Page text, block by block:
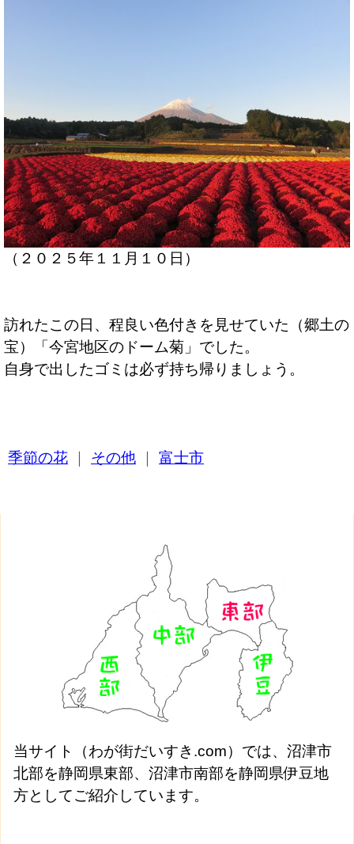
（２０２５年１１月１０日）
訪れたこの日、程良い色付きを見せていた（郷土の
宝）「今宮地区のドーム菊」でした。
自身で出したゴミは必ず持ち帰りましょう。
季節の花 ｜ その他 ｜ 富士市
当サイト（わが街だいすき.com）では、沼津市
北部を静岡県東部、沼津市南部を静岡県伊豆地
方としてご紹介しています。